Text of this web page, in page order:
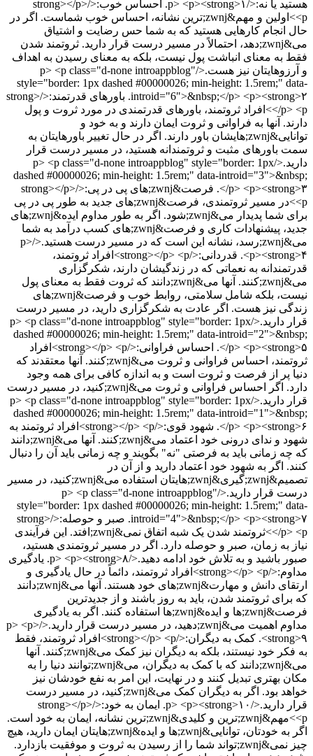
هستید یا نه:</p> <p><strong>۱. احساس خوب:</strong></p>
<p>اولین و مهم&zwnj;ترین نشانه، احساس خوب شماست. اگر در
حال انجام کارهایی هستید که به شما حس رضایت و اشتیاق
می&zwnj;دهد، احتمالاً در مسیر درست قرار دارید. ثروتمند شدن
فقط به معنای انباشت پول نیست، بلکه به معنای رسیدن به اهداف
و آرزوهایتان نیز هست.</p> <p class="d-none introappblog"
style="border: 1px dashed #00000026; min-height: 1.5rem;" data-
introid="6">&nbsp;</p> <p><strong>۲. باورهای قدرتمند:</strong>
</p> <p>افراد ثروتمند، باورهای قدرتمندی در مورد ثروت و پول
دارند. آنها به فراوانی و ثروت ایمان دارند و به خود و
توانایی&zwnj;هایشان باور دارند. اگر در حال تغییر باورهایتان به
سمت باورهای مثبت و ثروتمندانه هستید، در مسیر درست قرار
دارید.</p> <p class="d-none introappblog" style="border: 1px
dashed #00000026; min-height: 1.5rem;" data-introid="3">&nbsp;
</p> <p><strong>۳. فرصت&zwnj;های پی در پی:</strong></p>
<p>در مسیر ثروتمندی، فرصت&zwnj;های جدید به طور پی در پی
برای شما پدیدار می&zwnj;شود. اگر به طور مداوم ایده&zwnj;های
جدید، پیشنهادات کاری و فرصت&zwnj;های کسب درآمد به شما
می&zwnj;رسد، نشانه این است که در مسیر درست هستید.</p>
<p><strong>۴. قدردانی:</strong></p> <p>افراد ثروتمند،
قدرتمندانه به نعماتی که در زندگیشان دارند، شکرگزاری
می&zwnj;کنند. آنها می&zwnj;دانند که ثروت فقط به معنای پول
نیست، بلکه شامل سلامتی، روابط خوب و فرصت&zwnj;های
زندگی نیز هست. اگر عادت به شکرگزاری دارید، در مسیر درست
قرار دارید.</p> <p class="d-none introappblog" style="border: 1px
dashed #00000026; min-height: 1.5rem;" data-introid="2">&nbsp;
</p> <p><strong>۵. احساس فراوانی:</strong></p> <p>افراد
ثروتمند، احساس فراوانی و ثروت می&zwnj;کنند. آنها معتقدند که
دنیا پر از فرصت و ثروت است و به اندازه کافی برای همه وجود
دارد. اگر احساس فراوانی و ثروت می&zwnj;کنید، در مسیر درست
قرار دارید.</p> <p class="d-none introappblog" style="border: 1px
dashed #00000026; min-height: 1.5rem;" data-introid="1">&nbsp;
</p> <p><strong>۶. شهود قوی:</strong></p> <p>افراد ثروتمند به
شهود و ندای درونی خود اعتماد می&zwnj;کنند. آنها می&zwnj;دانند
که چه زمانی باید به فرصتی "نه" بگویند و چه زمانی باید آن را دنبال
کنند. اگر به شهود خود اعتماد دارید و از آن در
تصمیم&zwnj;گیری&zwnj;هایتان استفاده می&zwnj;کنید، در مسیر
درست قرار دارید.</p> <p class="d-none introappblog"
style="border: 1px dashed #00000026; min-height: 1.5rem;" data-
introid="4">&nbsp;</p> <p><strong>۷. صبر و حوصله:</strong>
</p> <p>ثروتمند شدن یک شبه اتفاق نمی&zwnj;افتد. این فرآیندی
نیاز به زمان، صبر و حوصله دارد. اگر در مسیر ثروتمندی هستید،
صبور باشید و به تلاش خود ادامه دهید.</p> <p><strong>۸. یادگیری
مداوم:</strong></p> <p>افراد ثروتمند، دائماً در حال یادگیری و
ارتقای دانش و مهارت&zwnj;های خود هستند. آنها می&zwnj;دانند
که برای ثروتمند شدن، باید به روز باشند و از جدیدترین
فرصت&zwnj;ها و ایده&zwnj;ها استفاده کنند. اگر به یادگیری
مداوم اهمیت می&zwnj;دهید، در مسیر درست قرار دارید.</p> <p>
<strong>۹. کمک به دیگران:</strong></p> <p>افراد ثروتمند، فقط
به فکر خود نیستند، بلکه به دیگران نیز کمک می&zwnj;کنند. آنها
می&zwnj;دانند که با کمک به دیگران، می&zwnj;توانند دنیا را به
مکان بهتری تبدیل کنند و در نهایت، این امر به نفع خودشان نیز
خواهد بود. اگر به دیگران کمک می&zwnj;کنید، در مسیر درست
قرار دارید.</p> <p><strong>۱۰. ایمان به خود:</strong></p>
<p>مهم&zwnj;ترین و کلیدی&zwnj;ترین نشانه، ایمان به خود است.
اگر به خودتان، توانایی&zwnj;ها و ایده&zwnj;هایتان ایمان دارید، هیچ
چیز نمی&zwnj;تواند شما را از رسیدن به ثروت و موفقیت بازدارد.